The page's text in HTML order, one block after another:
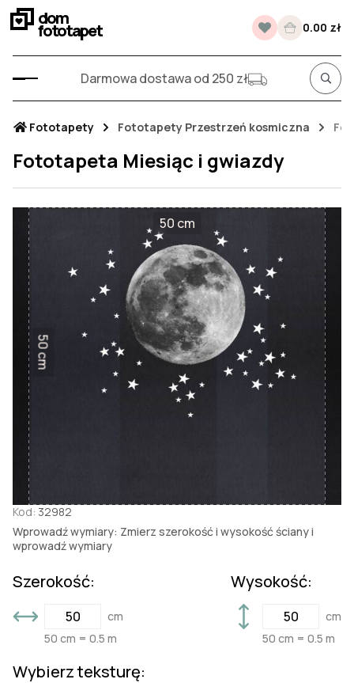
dom
fototapet 0.00 zł
Darmowa dostawa od 250 zł
Fototapety Fototapety Przestrzeń kosmiczna
Fototapeta Miesiąc i gwiazdy
50 cm
50 cm
Kod: 32982
Wprowadź wymiary: Zmierz szerokość i wysokość ściany i
wprowadź wymiary
Szerokość:
cm
50 cm = 0.5 m
Wysokość:
cm
50 cm = 0.5 m
Wybierz teksturę: